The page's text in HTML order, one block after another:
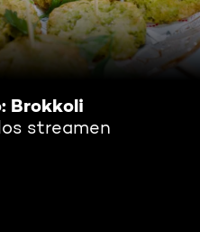
Brokkoli
streamen